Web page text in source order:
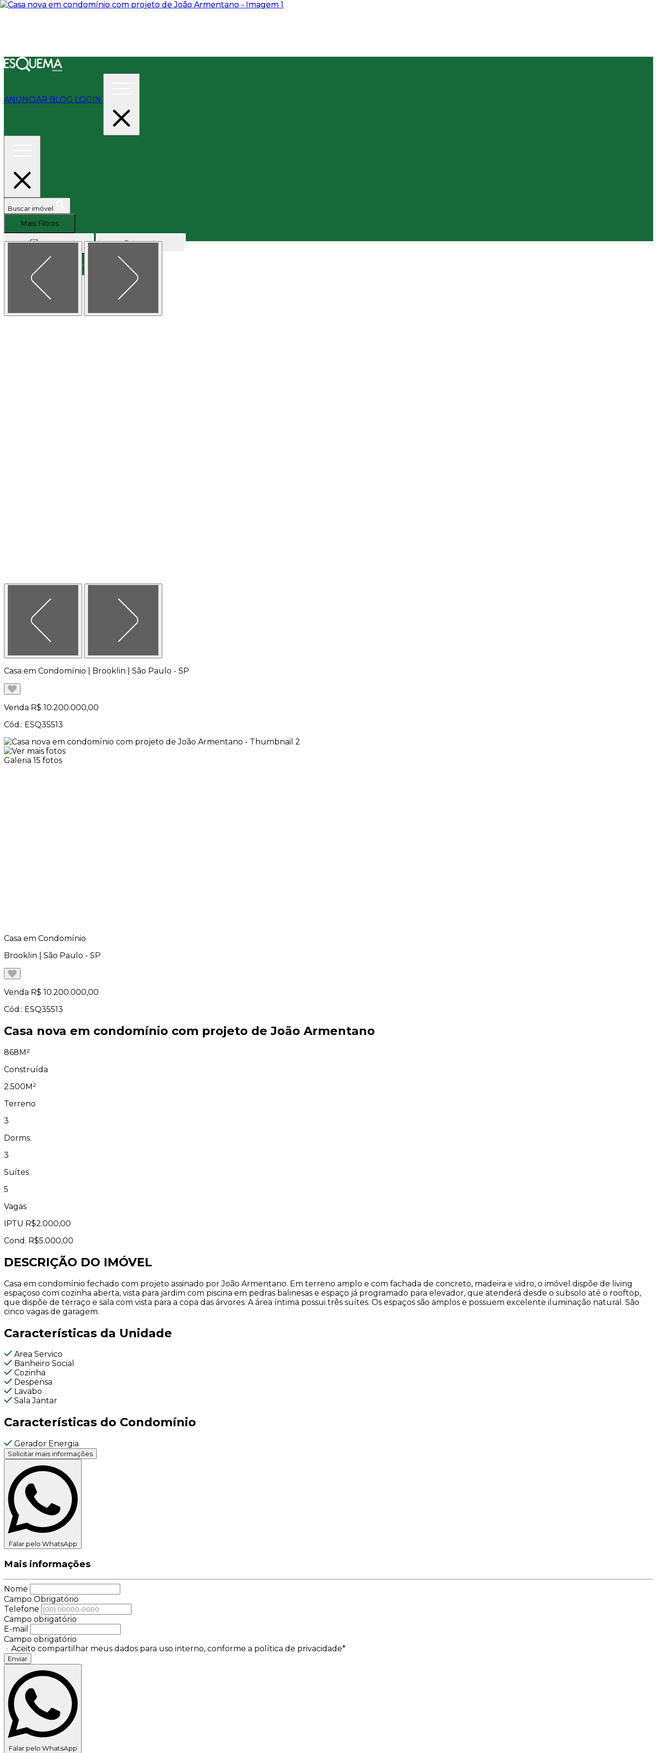
ANUNCIAR BLOG LOGIN
Buscar imóvel
Mais Filtros
Buscar
Casa em Condomínio | Brooklin | São Paulo - SP
Venda R$ 10.200.000,00
Cód.: ESQ35513
Galeria 15 fotos
Casa em Condomínio
Brooklin | São Paulo - SP
Venda R$ 10.200.000,00
Cód.: ESQ35513
Casa nova em condomínio com projeto de João Armentano
868M²
Construída
2.500M²
Terreno
3
Dorms.
3
Suítes
5
Vagas
IPTU R$2.000,00
Cond. R$5.000,00
DESCRIÇÃO DO IMÓVEL
Casa em condomínio fechado com projeto assinado por João Armentano. Em terreno amplo e com fachada de concreto, madeira e vidro, o imóvel dispõe de living
espaçoso com cozinha aberta, vista para jardim com piscina em pedras balinesas e espaço já programado para elevador, que atenderá desde o subsolo até o rooftop,
que dispõe de terraço e sala com vista para a copa das árvores. A área íntima possui três suítes. Os espaços são amplos e possuem excelente iluminação natural. São
cinco vagas de garagem.
Características da Unidade
Area Servico
Banheiro Social
Cozinha
Despensa
Lavabo
Sala Jantar
Características do Condomínio
Gerador Energia
Solicitar mais informações
Falar pelo WhatsApp
Mais informações
Nome
Campo Obrigatório
Telefone
Campo obrigatório
E-mail
Campo obrigatório
Aceito compartilhar meus dados para uso interno, conforme a política de privacidade*
Enviar
Falar pelo WhatsApp